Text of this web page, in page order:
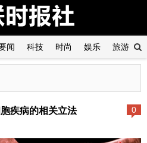
闻 科技 时尚 娱乐 旅游
0
疾病的相关立法